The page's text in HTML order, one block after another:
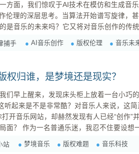
方面，我们惊叹于AI技术在模仿和生成音
伦理的深层思考。当算法开始谱写旋律，
是音乐的未来吗？它又将对音乐创作的传统
个过程，直接“复制”甚至“超越”人类的创作
捕手 AI音乐创作 版权伦理 音乐未
权归谁，是梦境还是现实？
们早上醒来，发现床头柜上放着一台小巧
听起来是不是非常酷？对音乐人来说，这
开音乐网站，却赫然发现有人已经“创作”
后的版权困境。这
品的人。那么，梦境中的旋律，其“作者”是谁？ ...
站 梦境音乐 版权难题 音乐科技